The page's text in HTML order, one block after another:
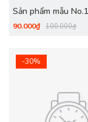
Sản phẩm mẫu No.1
90.000₫ 100.000₫
-30%